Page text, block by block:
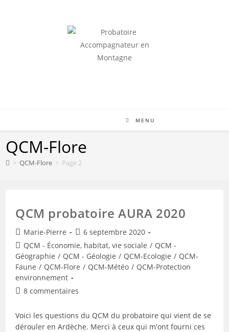
MENU
QCM-Flore
> QCM-Flore > Page 2
QCM probatoire AURA 2020
Auteur/autrice
de
la
publication :
Marie-Pierre
Publication
publiée :
6 septembre 2020
Post
category:
QCM - Économie, habitat, vie sociale / QCM -
Géographie / QCM - Géologie / QCM-Ecologie / QCM-
Faune / QCM-Flore / QCM-Météo / QCM-Protection
environnement
Commentaires
la
publication :
8 commentaires
Voici les questions du QCM du probatoire qui vient de se
dérouler en Ardèche. Merci à ceux qui m'ont fourni ces